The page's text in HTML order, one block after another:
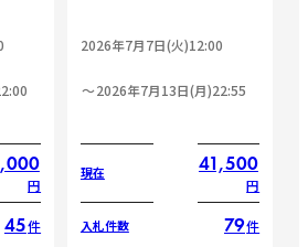
円
45件
2026年7月7日(火)12:00
2026年7月13日(月)22:55
現在 41,500
円
入札件数 79件